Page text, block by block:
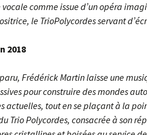
comme issue d’un opéra
le TrioPolycordes servant
2018
Frédérick Martin laisse une
pour construire des mondes
actuelles, tout en se plaçant à la
Trio Polycordes, consacrée à son